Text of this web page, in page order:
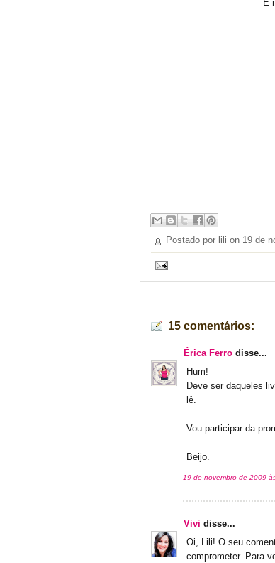
E
Postado por lili on 19 de
15 comentários:
Érica Ferro disse...
Hum!
Deve ser daqueles
lê.
Vou participar da
Beijo.
19 de novembro de 2009
Vivi disse...
Oi, Lili! O seu
comprometer. Para